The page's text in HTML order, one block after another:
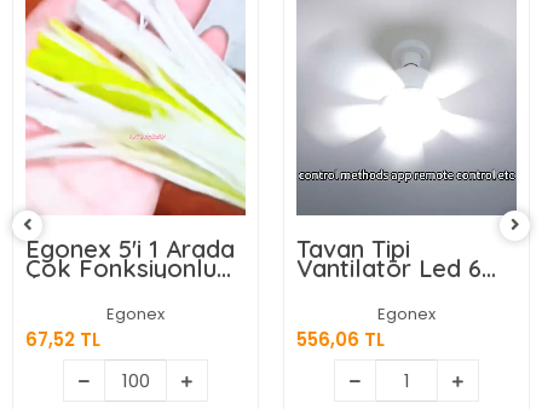
Egonex 5'i 1 Arada
Çok Fonksiyonlu
Meyve Sebze
Soyacağı, Jülyen
Dilimleyici ve Şişe
Açacağı – Ahşap
Saplı Paslanmaz
Çelik
Egonex
67,52 TL
Tavan Tipi
Vantilatör Led 6
Kanatlı
Egonex
556,06 TL